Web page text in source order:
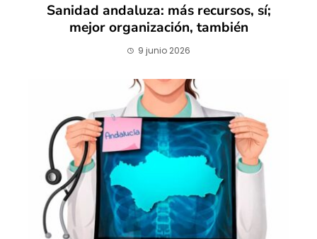
Sanidad andaluza: más recursos, sí;
mejor organización, también
9 junio 2026